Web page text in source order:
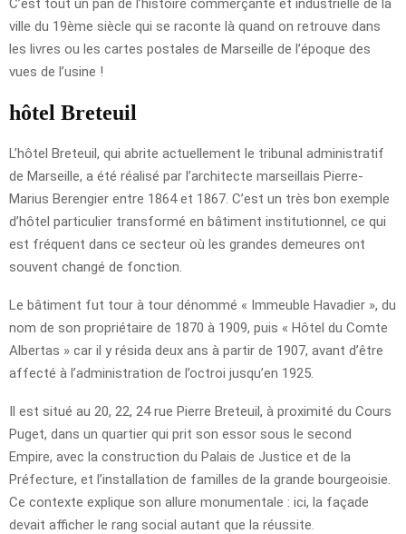
ville du 19ème siècle qui se raconte là quand on retrouve dans
les livres ou les cartes postales de Marseille de l’époque des
vues de l’usine !
hôtel Breteuil
L’hôtel Breteuil, qui abrite actuellement le tribunal administratif
de Marseille, a été réalisé par l’architecte marseillais Pierre-
Marius Berengier entre 1864 et 1867. C’est un très bon exemple
d’hôtel particulier transformé en bâtiment institutionnel, ce qui
est fréquent dans ce secteur où les grandes demeures ont
souvent changé de fonction.
Le bâtiment fut tour à tour dénommé « Immeuble Havadier », du
nom de son propriétaire de 1870 à 1909, puis « Hôtel du Comte
Albertas » car il y résida deux ans à partir de 1907, avant d’être
affecté à l’administration de l’octroi jusqu’en 1925.
Il est situé au 20, 22, 24 rue Pierre Breteuil, à proximité du Cours
Puget, dans un quartier qui prit son essor sous le second
Empire, avec la construction du Palais de Justice et de la
Préfecture, et l’installation de familles de la grande bourgeoisie.
Ce contexte explique son allure monumentale : ici, la façade
devait afficher le rang social autant que la réussite.